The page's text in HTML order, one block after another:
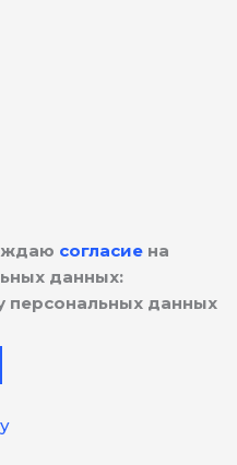
согласие на
данных:
персональных данных